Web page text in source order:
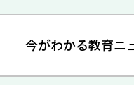
今がわかる教育ニ